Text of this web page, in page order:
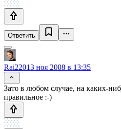
Ответить
Rai22013 ноя 2008 в 13:35
Зато в любом случае, на каких-
правильное :-)